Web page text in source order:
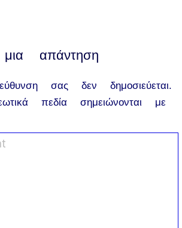
απάντηση
σας δεν δημοσιεύεται.
πεδία σημειώνονται με